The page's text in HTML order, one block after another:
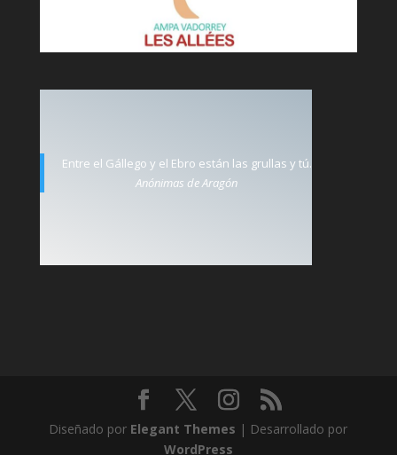
Entre el Gállego y el Ebro están las grullas y tú.
Anónimas de Aragón
Diseñado por Elegant Themes | Desarrollado por
WordPress